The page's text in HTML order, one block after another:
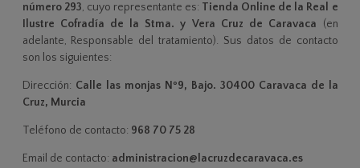
número 293, cuyo representante es: Tienda Online de la Real e
Ilustre Cofradía de la Stma. y Vera Cruz de Caravaca (en
adelante, Responsable del tratamiento). Sus datos de contacto
son los siguientes:
Dirección: Calle las monjas Nº9, Bajo. 30400 Caravaca de la
Cruz, Murcia
Teléfono de contacto: 968 70 75 28
Email de contacto: administracion@lacruzdecaravaca.es